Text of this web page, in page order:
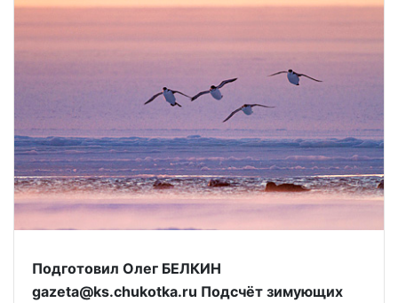
Подготовил Олег БЕЛКИН
gazeta@ks.chukotka.ru Подсчёт зимующих